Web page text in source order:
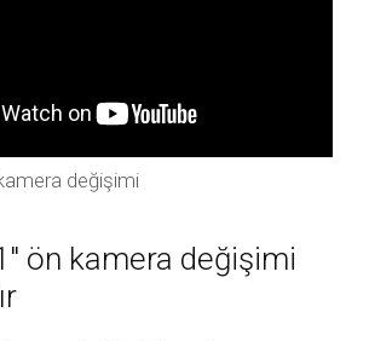
değişimi
ön kamera değişimi